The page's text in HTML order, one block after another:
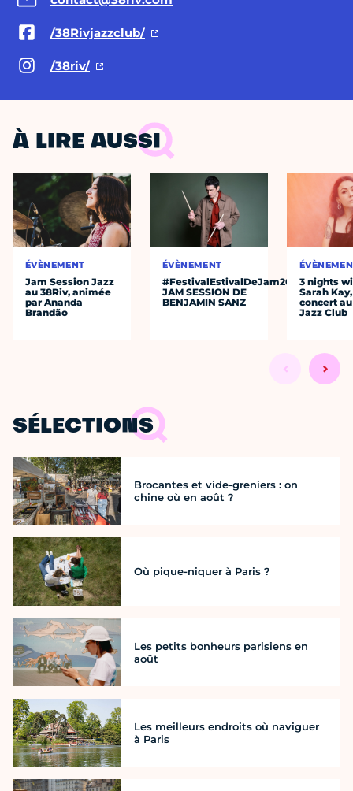
/38Rivjazzclub/
/38riv/
À LIRE AUSSI
ÉVÈNEMENT
Jam Session Jazz
au 38Riv, animée
par Ananda
Brandão
ÉVÈNEMENT
#FestivalEstivalDeJam2026
JAM SESSION DE
BENJAMIN SANZ
3 nights
Sarah
concert
Jazz Club
SÉLECTIONS
Brocantes et vide-greniers : on
chine où en août ?
Où pique-niquer à Paris ?
Les petits bonheurs parisiens en
août
Les meilleurs endroits où naviguer
à Paris